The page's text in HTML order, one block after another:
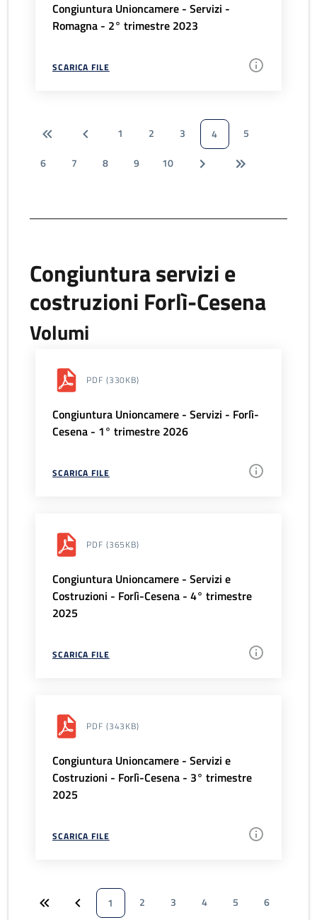
Congiuntura Unioncamere - Servizi -
Romagna - 2° trimestre 2023
SCARICA FILE
1 2 3 4
5
6
7 8 9 10
Congiuntura servizi e
costruzioni Forlì-Cesena
Volumi
PDF (330KB)
Congiuntura Unioncamere - Servizi - Forlì-
Cesena - 1° trimestre 2026
SCARICA FILE
PDF (365KB)
Congiuntura Unioncamere - Servizi e
Costruzioni - Forlì-Cesena - 4° trimestre
2025
SCARICA FILE
PDF (343KB)
Congiuntura Unioncamere - Servizi e
Costruzioni - Forlì-Cesena - 3° trimestre
2025
SCARICA FILE
1 2 3 4 5
6